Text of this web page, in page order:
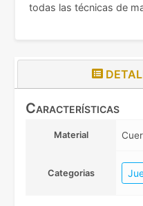
todas las técnicas de
Características
Material
Categorias